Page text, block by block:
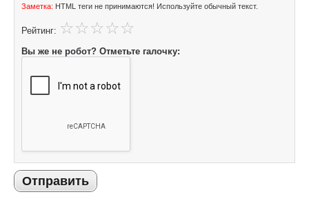
Заметка: HTML теги не принимаются! Используйте обычный текст.
Рейтинг:
Вы же не робот? Отметьте галочку:
Отправить